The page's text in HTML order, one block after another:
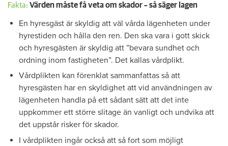
Fakta: Värden måste få veta om skador – så säger lagen
En hyresgäst är skyldig att väl vårda lägenheten under
hyrestiden och hålla den ren. Den ska vara i gott skick
och hyresgästen är skyldig att ”bevara sundhet och
ordning inom fastigheten”. Det kallas vårdplikt.
Vårdplikten kan förenklat sammanfattas så att
hyresgästen har en skyldighet att vid användningen av
lägenheten handla på ett sådant sätt att det inte
uppkommer ett större slitage än vanligt och undvika att
det uppstår risker för skador.
I vårdplikten ingår också att så fort som möjligt